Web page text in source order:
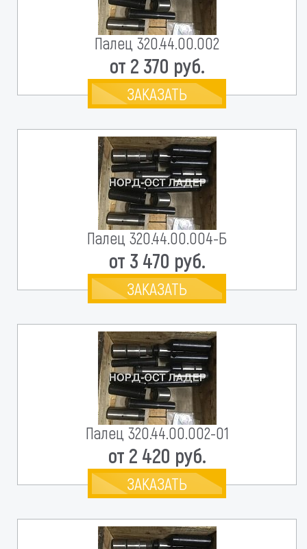
Палец 320.44.00.002
от 2 370 руб.
ЗАКАЗАТЬ
Палец 320.44.00.004-Б
от 3 470 руб.
ЗАКАЗАТЬ
Палец 320.44.00.002-01
от 2 420 руб.
ЗАКАЗАТЬ